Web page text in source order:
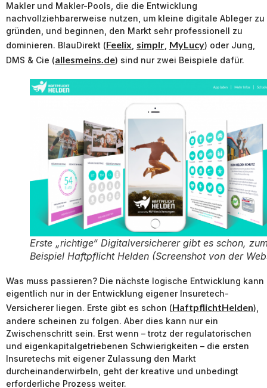
Makler und Makler-Pools, die die Entwicklung
nachvollziehbarerweise nutzen, um kleine digitale Ableger zu
gründen, und beginnen, den Markt sehr professionell zu
dominieren. BlauDirekt (Feelix, simplr, MyLucy) oder Jung,
DMS & Cie (allesmeins.de) sind nur zwei Beispiele dafür.
Erste „richtige“ Digitalversicherer gibt es schon,
Beispiel Haftpflicht Helden (Screenshot von der
Was muss passieren? Die nächste logische Entwicklung kann
eigentlich nur in der Entwicklung eigener Insuretech-
Versicherer liegen. Erste gibt es schon (HaftpflichtHelden),
andere scheinen zu folgen. Aber dies kann nur ein
Zwischenschritt sein. Erst wenn – trotz der regulatorischen
und eigenkapitalgetriebenen Schwierigkeiten – die ersten
Insuretechs mit eigener Zulassung den Markt
durcheinanderwirbeln, geht der kreative und unbedingt
erforderliche Prozess weiter.